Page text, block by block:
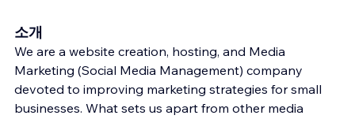
소개
We are a website creation, hosting, and Media
Marketing (Social Media Management) company
devoted to improving marketing strategies for small
businesses. What sets us apart from other media